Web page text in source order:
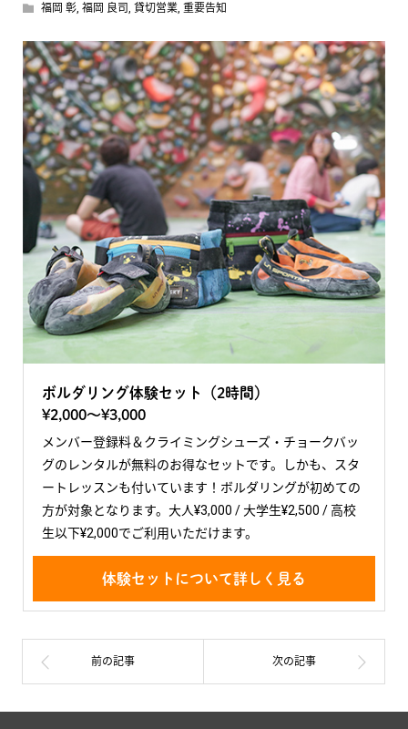
福岡 彰, 福岡 良司 , 貸切営業, 重要告知
ボルダリング体験セット（2時間）
¥2,000〜¥3,000
メンバー登録料＆クライミングシューズ・チョークバッ
グのレンタルが無料のお得なセットです。しかも、スタ
ートレッスンも付いています！ボルダリングが初めての
方が対象となります。大人¥3,000 / 大学生¥2,500 / 高校
生以下¥2,000でご利用いただけます。
体験セットについて詳しく見る